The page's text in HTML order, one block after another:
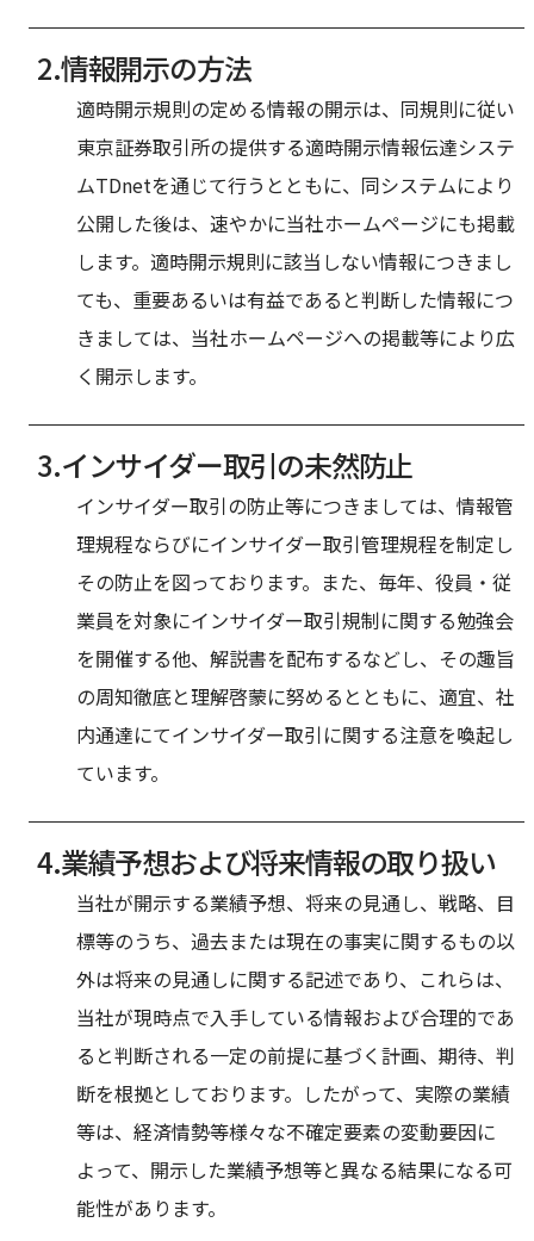
情報開示の方法
適時開示規則の定める情報の開示は、同規則に従い
東京証券取引所の提供する適時開示情報伝達システ
ムTDnetを通じて行うとともに、同システムにより
公開した後は、速やかに当社ホームページにも掲載
します。適時開示規則に該当しない情報につきまし
ても、重要あるいは有益であると判断した情報につ
きましては、当社ホームページへの掲載等により広
く開示します。
インサイダー取引の未然防止
インサイダー取引の防止等につきましては、情報管
理規程ならびにインサイダー取引管理規程を制定し
その防止を図っております。また、毎年、役員・従
業員を対象にインサイダー取引規制に関する勉強会
を開催する他、解説書を配布するなどし、その趣旨
の周知徹底と理解啓蒙に努めるとともに、適宜、社
内通達にてインサイダー取引に関する注意を喚起し
ています。
業績予想および将来情報の取り扱い
当社が開示する業績予想、将来の見通し、戦略、目
標等のうち、過去または現在の事実に関するもの以
外は将来の見通しに関する記述であり、これらは、
当社が現時点で入手している情報および合理的であ
ると判断される一定の前提に基づく計画、期待、判
断を根拠としております。したがって、実際の業績
等は、経済情勢等様々な不確定要素の変動要因に
よって、開示した業績予想等と異なる結果になる可
能性があります。